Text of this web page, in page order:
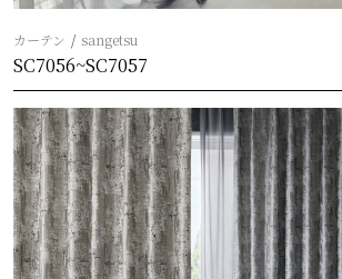
カーテン sangetsu
SC7056~SC7057